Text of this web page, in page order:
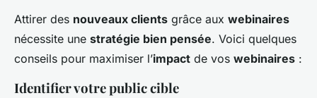
Attirer des nouveaux clients grâce aux webinaires
nécessite une stratégie bien pensée. Voici quelques
conseils pour maximiser l’impact de vos webinaires :
Identifier votre public cible